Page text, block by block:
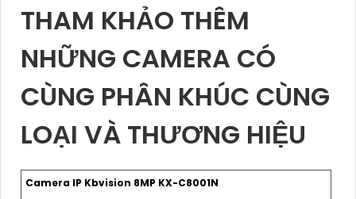
THAM KHẢO THÊM
NHỮNG CAMERA CÓ
CÙNG PHÂN KHÚC CÙNG
LOẠI VÀ THƯƠNG HIỆU
Camera IP Kbvision 8MP KX-C8001N